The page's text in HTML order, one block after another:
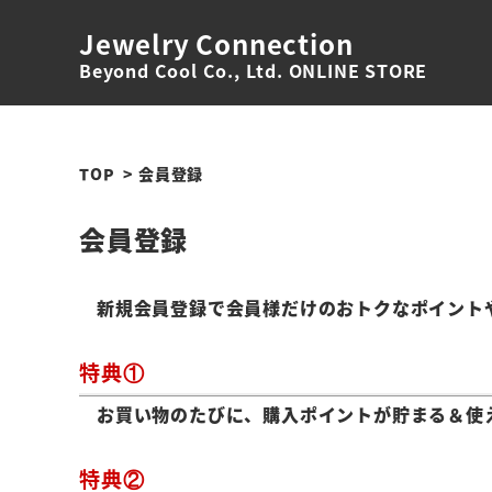
Jewelry Connection
Beyond Cool Co., Ltd. ONLINE STORE
TOP 会員登録
会員登録
新規会員登録で会員様だけのおトクなポイン
特典①
お買い物のたびに、購入ポイントが貯まる＆使
特典②